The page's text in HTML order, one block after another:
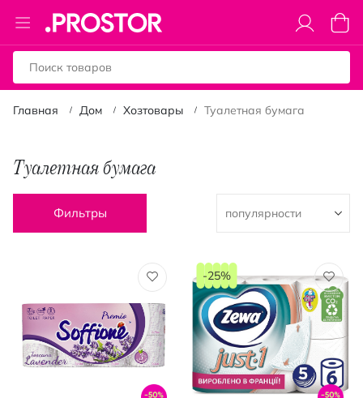
Toggle
Nav
Моя
Главная Дом Хозтовары Туалетная бумага
Туалетная бумага
Фильтры
-25%